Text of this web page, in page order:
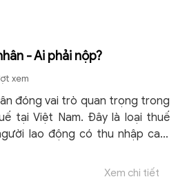
- Ai phải nộp?
xem
đóng vai trò quan trọng trong
tại Việt Nam. Đây là loại thuế
lao động có thu nhập cao.
sẽ giúp bạn đọc hiểu rõ hơn.
Xem chi tiết